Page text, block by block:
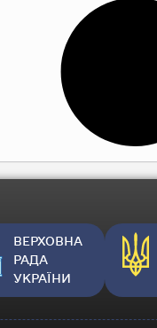
ВЕРХОВНА
РАДА
УКРАЇНИ